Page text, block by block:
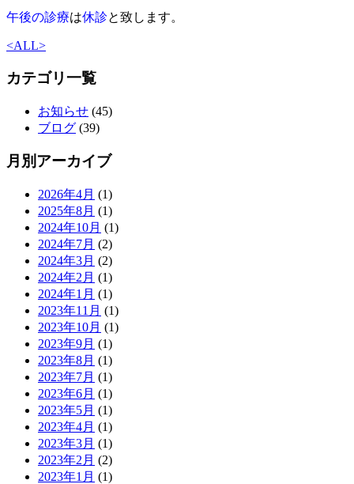
午後の診療は休診と致します。
<ALL>
カテゴリ一覧
お知らせ (45)
ブログ (39)
月別アーカイブ
2026年4月 (1)
2025年8月 (1)
2024年10月 (1)
2024年7月 (2)
2024年3月 (2)
2024年2月 (1)
2024年1月 (1)
2023年11月 (1)
2023年10月 (1)
2023年9月 (1)
2023年8月 (1)
2023年7月 (1)
2023年6月 (1)
2023年5月 (1)
2023年4月 (1)
2023年3月 (1)
2023年2月 (2)
2023年1月 (1)